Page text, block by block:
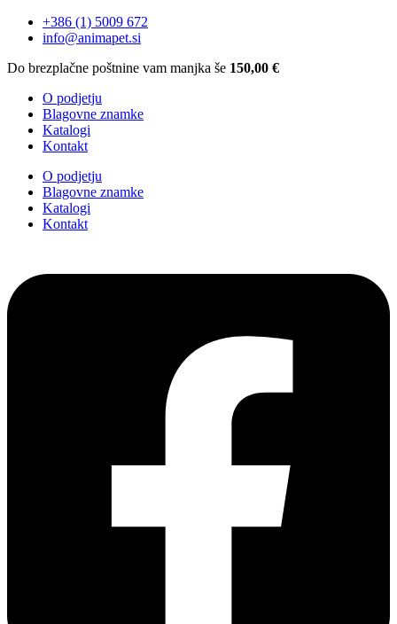
+386 (1) 5009 672
info@animapet.si
Do brezplačne poštnine vam manjka še 150,00 €
O podjetju
Blagovne znamke
Katalogi
Kontakt
O podjetju
Blagovne znamke
Katalogi
Kontakt